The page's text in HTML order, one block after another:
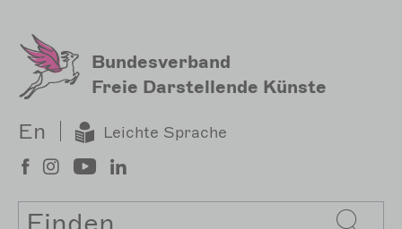
Bundesverband
Freie Darstellende Künste
En Leichte Sprache
Suche